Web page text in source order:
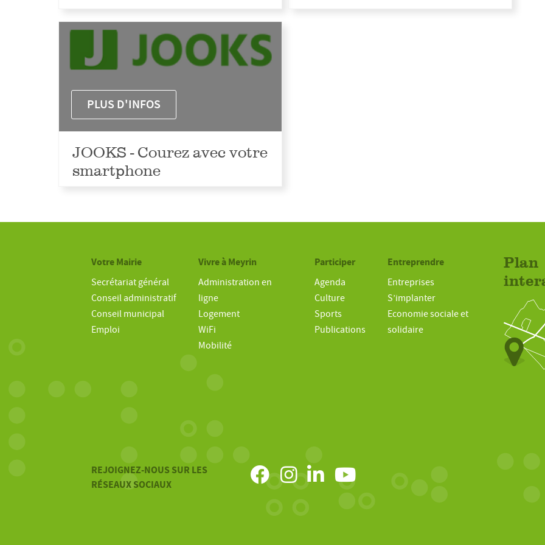
PLUS D'INFOS
JOOKS - Courez avec votre
smartphone
Votre Mairie
Secrétariat général
Conseil administratif
Conseil municipal
Emploi
Vivre à Meyrin
Administration en
ligne
Logement
WiFi
Mobilité
Participer
Agenda
Culture
Sports
Publications
Entreprendre
Entreprises
S’implanter
Economie sociale et
solidaire
Plan
REJOIGNEZ-NOUS SUR LES
RÉSEAUX SOCIAUX